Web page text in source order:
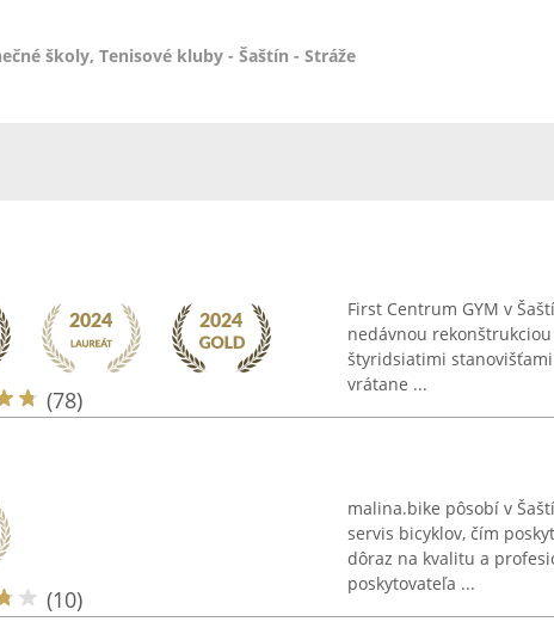
školy, Tenisové kluby - Šaštín - Stráže
(78)
First Centrum GYM v
nedávnou
štyridsiatimi
vrátane ...
(10)
malina.bike pôsobí v
servis bicyklov, čím
dôraz na kvalitu a
poskytovateľa ...